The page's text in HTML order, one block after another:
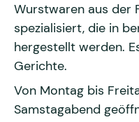
Wurstwaren aus der
spezialisiert, die in
hergestellt werden.
Gerichte.
Von Montag bis
Samstagabend